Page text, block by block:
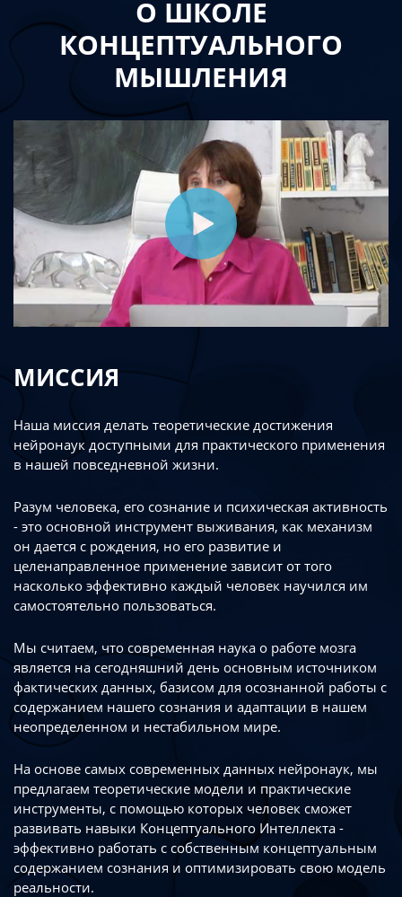
О ШКОЛЕ
КОНЦЕПТУАЛЬНОГО
МЫШЛЕНИЯ
МИССИЯ
Наша миссия делать теоретические достижения
нейронаук доступными для практического применения
в нашей повседневной жизни.
Разум человека, его сознание и психическая активность
- это основной инструмент выживания, как механизм
он дается с рождения, но его развитие и
целенаправленное применение зависит от того
насколько эффективно каждый человек научился им
самостоятельно пользоваться.
Мы считаем, что современная наука о работе мозга
является на сегодняшний день основным источником
фактических данных, базисом для осознанной работы с
содержанием нашего сознания и адаптации в нашем
неопределенном и нестабильном мире.
На основе самых современных данных нейронаук, мы
предлагаем теоретические модели и практические
инструменты, с помощью которых человек сможет
развивать навыки Концептуального Интеллекта -
эффективно работать с собственным концептуальным
содержанием сознания и оптимизировать свою модель
реальности.